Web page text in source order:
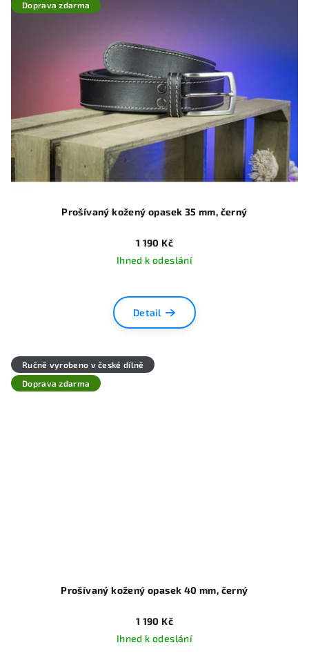
Doprava zdarma
Prošívaný kožený opasek 35 mm, černý
1 190 Kč
Ihned k odeslání
Detail
Ručně vyrobeno v české dílně
Doprava zdarma
Prošívaný kožený opasek 40 mm, černý
1 190 Kč
Ihned k odeslání